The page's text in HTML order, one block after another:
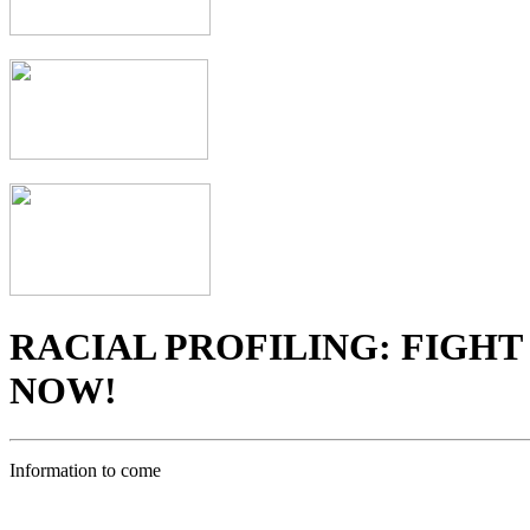
RACIAL PROFILING:
NOW!
Information to come